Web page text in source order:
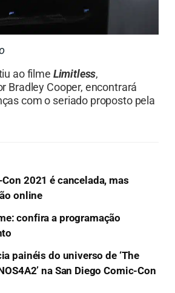
ao filme Limitless,
Bradley Cooper, encontrará
com o seriado proposto pela
2021 é cancelada, mas
online
confira a programação
painéis do universo de ‘The
na San Diego Comic-Con